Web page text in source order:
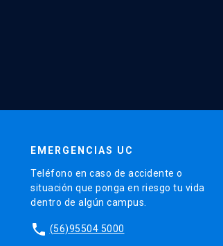
EMERGENCIAS UC
Teléfono en caso de accidente o
situación que ponga en riesgo tu vida
dentro de algún campus.
phone (56)95504 5000